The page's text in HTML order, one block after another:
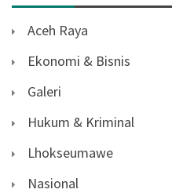
Aceh Raya
Ekonomi & Bisnis
Galeri
Hukum & Kriminal
Lhokseumawe
Nasional